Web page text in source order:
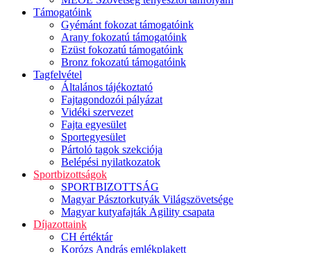
Támogatóink
Gyémánt fokozat támogatóink
Arany fokozatú támogatóink
Ezüst fokozatú támogatóink
Bronz fokozatú támogatóink
Tagfelvétel
Általános tájékoztató
Fajtagondozói pályázat
Vidéki szervezet
Fajta egyesület
Sportegyesület
Pártoló tagok szekciója
Belépési nyilatkozatok
Sportbizottságok
SPORTBIZOTTSÁG
Magyar Pásztorkutyák Világszövetsége
Magyar kutyafajták Agility csapata
Díjazottaink
CH értéktár
Korózs András emlékplakett